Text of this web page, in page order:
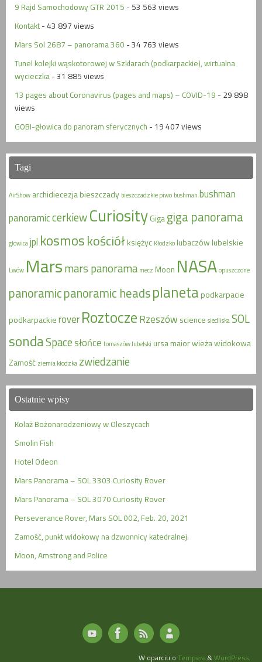
9 Rajd Samochodowy GTR 2015 - 53 563 views
Kontakt - 43 897 views
Mars Sol 2687 – panorama 360 - 34 763 views
Tunel kolejki wąskotorowej w Szklarach (podkarpackie), wirtualna
wycieczka - 31 885 views
13 pages about Coronavirus (pages and maps) – COVID-19 - 29 898
views
GOBI-głowica do panoram sferycznych - 19 407 views
Tagi
AirShow archidiecezjabieszczady bieszczadzkie piwo bushman bushman
panoramiccerkiewCuriosityGigagiga panorama
głowicajpl kosmoskościółksiężyc Kłodzkolubaczówlubelskie
Lwów Marsmars panorama mecz Moon NASAopuszczone
panoramicpanoramic headsplanetapodkarpacie
podkarpackierover Roztocze Rzeszów science siedliskaSOL
sondaSpacesłońce tomaszów lubelski ursa maiorwieża widokowa
Zamość ziemia kłodzka zwiedzanie
Ostatnie wpisy
Kolaż Bożonarodzeniowy w Oleszycach
Smolin Fish
Hotel Odeon
Mars Panorama – SOL 3303 Curiosity Rover
Mars Panorama – SOL 3070 Curiosity Rover
Perseverance Rover, Mars SOL 002, Feb. 20, 2021
Zamość, punkt widokowy na dzwonnicy katedralnej.
Moon, Amstrong and Police
W oparciu o Tempera&WordPress.